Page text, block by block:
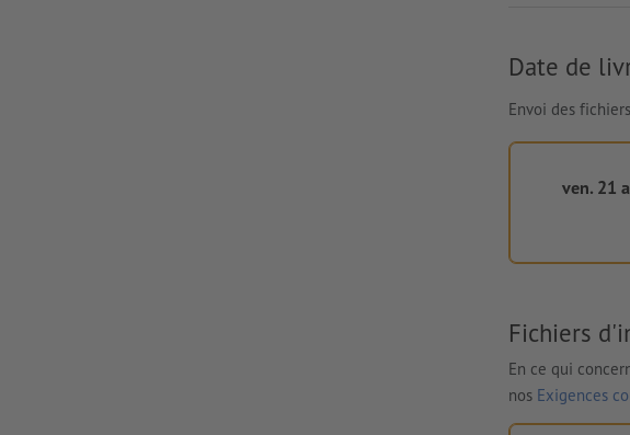
Date de
Envoi des
ven. 21
Fichiers
En ce qui
nos Exigences